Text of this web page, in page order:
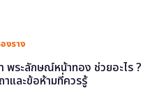
งราง
พระลักษณ์หน้าทอง ช่วยอะไร ?
าและข้อห้ามที่ควรรู้